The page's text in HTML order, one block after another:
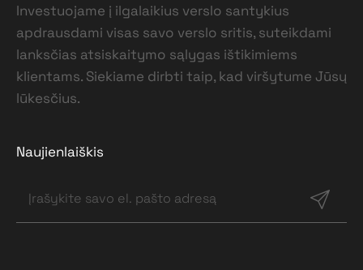
Investuojame į ilgalaikius verslo santykius
apdrausdami visas savo verslo sritis, suteikdami
lanksčias atsiskaitymo sąlygas ištikimiems
klientams. Siekiame dirbti taip, kad viršytume Jūsų
lūkesčius.
Naujienlaiškis